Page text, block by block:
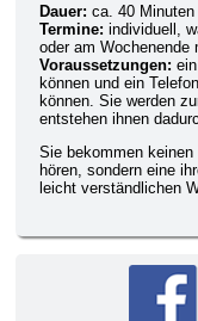
Dauer: ca. 40 Minuten
Termine: individuell,
oder am Wochenende
Voraussetzungen:
können und ein
können. Sie werden
entstehen ihnen
Sie bekommen
hören, sondern eine
leicht verständlichen